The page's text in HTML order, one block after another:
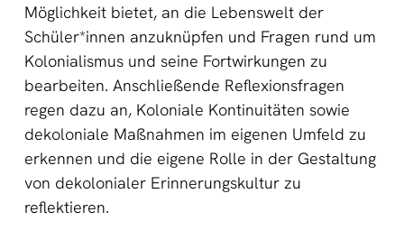
Möglichkeit bietet, an die Lebenswelt der
Schüler*innen anzuknüpfen und Fragen rund um
Kolonialismus und seine Fortwirkungen zu
bearbeiten. Anschließende Reflexionsfragen
regen dazu an, Koloniale Kontinuitäten sowie
dekoloniale Maßnahmen im eigenen Umfeld zu
erkennen und die eigene Rolle in der Gestaltung
von dekolonialer Erinnerungskultur zu
reflektieren.